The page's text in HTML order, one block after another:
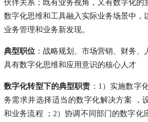
伙伴关系；既有业务视角，又有数字化的
数字化思维和工具融入实际业务场景中，
业务管理和业务新发现。
典型职位 ：战略规划、市场营销、财务
具有数字化思维和应用意识的核心人才
数字化转型下的典型职责 ：1）实施数字
务需求并选择适当的数字化解决方案 ，
和业务流程 ；2）协调不同部门的数字化